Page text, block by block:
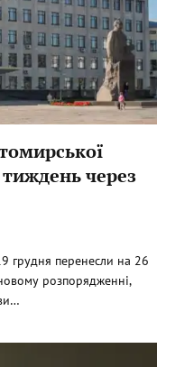
через
грудня перенесли на 26
розпорядженні,